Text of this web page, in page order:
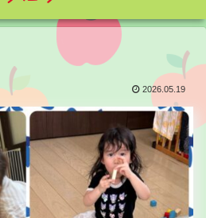
2026.05.19